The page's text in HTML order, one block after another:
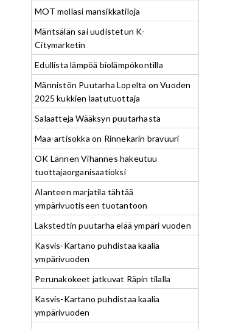
MOT mollasi mansikkatiloja
Mäntsälän sai uudistetun K-
Citymarketin
Edullista lämpöä biolämpökontilla
Männistön Puutarha Lopelta on Vuoden
2025 kukkien laatutuottaja
Salaatteja Wääksyn puutarhasta
Maa-artisokka on Rinnekarin bravuuri
OK Lännen Vihannes hakeutuu
tuottajaorganisaatioksi
Alanteen marjatila tähtää
ympärivuotiseen tuotantoon
Lakstedtin puutarha elää ympäri vuoden
Kasvis-Kartano puhdistaa kaalia
ympärivuoden
Perunakokeet jatkuvat Räpin tilalla
Kasvis-Kartano puhdistaa kaalia
ympärivuoden